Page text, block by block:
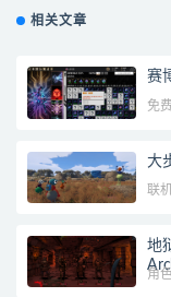
相关文章
赛
免
大
联
地
角